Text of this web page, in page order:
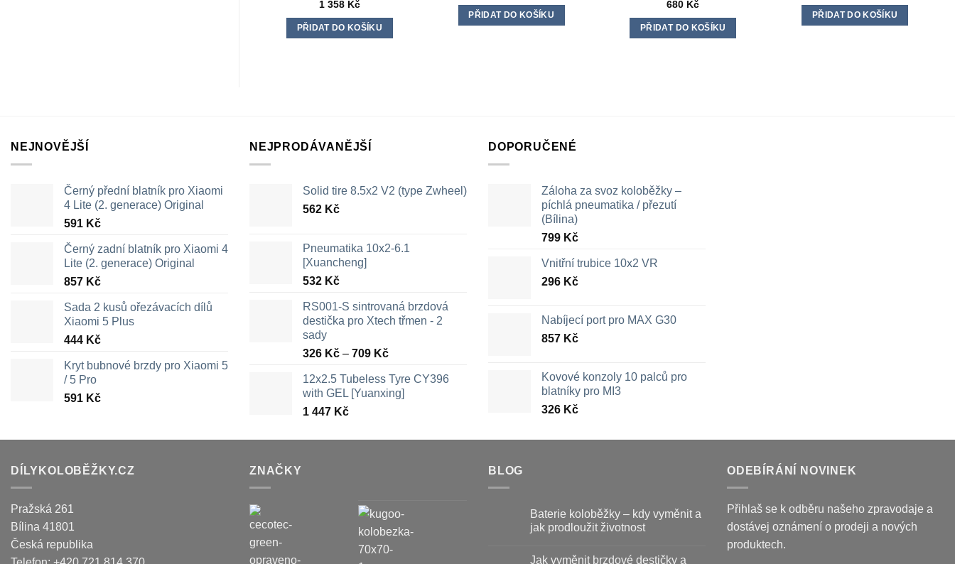
1 358 Kč
PŘIDAT DO KOŠÍKU
PŘIDAT DO KOŠÍKU
680 Kč
PŘIDAT DO KOŠÍKU
PŘIDAT DO KOŠÍKU
NEJNOVĚJŠÍ
Černý přední blatník pro Xiaomi
4 Lite (2. generace) Original
591 Kč
Černý zadní blatník pro Xiaomi 4
Lite (2. generace) Original
857 Kč
Sada 2 kusů ořezávacích dílů
Xiaomi 5 Plus
444 Kč
Kryt bubnové brzdy pro Xiaomi 5
/ 5 Pro
591 Kč
NEJPRODÁVANĚJŠÍ
Solid tire 8.5x2 V2 (type Zwheel)
562 Kč
Pneumatika 10x2-6.1
[Xuancheng]
532 Kč
RS001-S sintrovaná brzdová
destička pro Xtech třmen - 2
sady
326 Kč – 709 KčRozpětí
326 Kč
až
12x2.5 Tubeless Tyre CY396
with GEL [Yuanxing]
1 447 Kč
DOPORUČENÉ
Záloha za svoz koloběžky –
píchlá pneumatika / přezutí
(Bílina)
799 Kč
Vnitřní trubice 10x2 VR
296 Kč
Nabíjecí port pro MAX G30
857 Kč
Kovové konzoly 10 palců pro
blatníky pro MI3
326 Kč
DÍLYKOLOBĚŽKY.CZ
Pražská 261
Bílina 41801
Česká republika
ZNAČKY BLOG
Baterie koloběžky – kdy vyměnit a
jak prodloužit životnost
Jak vyměnit brzdové destičky a
ODEBÍRÁNÍ NOVINEK
Přihlaš se k odběru našeho zpravodaje a
dostávej oznámení o prodeji a nových
produktech.